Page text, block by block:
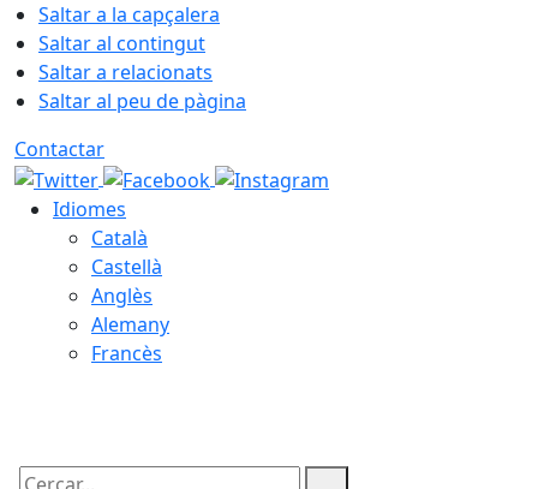
Saltar a la capçalera
Saltar al contingut
Saltar a relacionats
Saltar al peu de pàgina
Contactar
Idiomes
Català
Castellà
Anglès
Alemany
Francès